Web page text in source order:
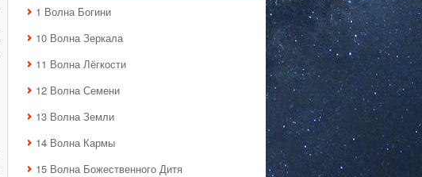
1 Волна Богини
10 Волна Зеркала
11 Волна Лёгкости
12 Волна Семени
13 Волна Земли
14 Волна Кармы
15 Волна Божественного Дитя